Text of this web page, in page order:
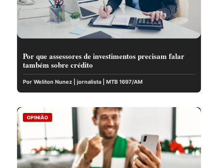
Por que assessores de investimentos precisam falar
também sobre crédito
Por Weliton Nunez | jornalista | MTB 1697/AM
OPINIÃO